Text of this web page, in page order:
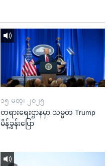
၁၅ မတ္၊ ၂၀၂၅
တရားရေးဌာနမှာ သမ္မတ Trump
မိန့်ခွန်းပြော